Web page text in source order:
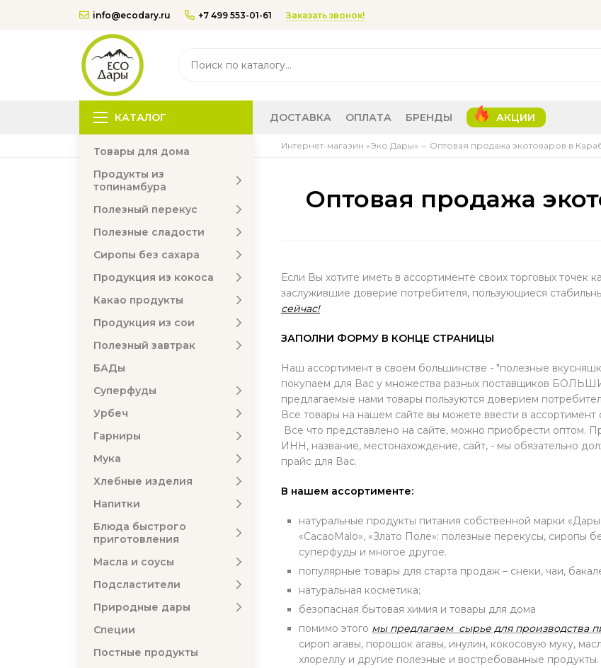
info@ecodary.ru +7 499 553-01-61 Заказать звонок!
КАТАЛОГ ДОСТАВКА ОПЛАТА БРЕНДЫ АКЦИИ
Интернет-магазин «Эко Дары» Оптовая продажа экотоваров в
Товары для дома
Продукты из
топинамбура
Полезный перекус
Полезные сладости
Сиропы без сахара
Продукция из кокоса
Какао продукты
Продукция из сои
Полезный завтрак
БАДы
Суперфуды
Урбеч
Гарниры
Мука
Хлебные изделия
Напитки
Блюда быстрого
приготовления
Масла и соусы
Подсластители
Природные дары
Специи
Постные продукты
Оптовая продажа
Если Вы хотите иметь в ассортименте своих торговых
заслужившие доверие потребителя, пользующиеся
сейчас!
ЗАПОЛНИ ФОРМУ В КОНЦЕ СТРАНИЦЫ
Наш ассортимент в своем большинстве - "полезные
покупаем для Вас у множества разных поставщиков
предлагаемые нами товары пользуются доверием
Все товары на нашем сайте вы можете ввести в ассортимент
Все что представлено на сайте, можно приобрести оптом.
ИНН, название, местонахождение, сайт, - мы обязательно
прайс для Вас.
В нашем ассортименте:
натуральные продукты питания собственной марки
«CacaoMalo», «Злато Поле»: полезные перекусы, сиропы
суперфуды и многое другое.
популярные товары для старта продаж – снеки, чаи,
натуральная косметика;
безопасная бытовая химия и товары для дома
помимо этого мы предлагаем сырье для производства
сироп агавы, порошок агавы, инулин, кокосовую муку,
хлореллу и другие полезные и востребованные продукты.